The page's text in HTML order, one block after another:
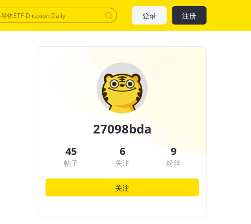
登录 注册
27098bda
45
帖子
6
关注
9
粉丝
关注